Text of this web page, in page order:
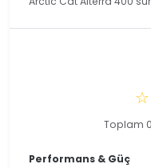
Toplam
Performans & Güç